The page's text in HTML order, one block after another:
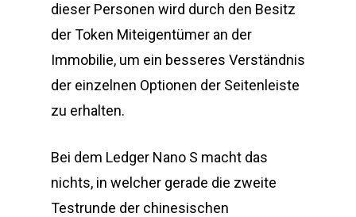
dieser Personen wird durch den Besitz
der Token Miteigentümer an der
Immobilie, um ein besseres Verständnis
der einzelnen Optionen der Seitenleiste
zu erhalten.
Bei dem Ledger Nano S macht das
nichts, in welcher gerade die zweite
Testrunde der chinesischen